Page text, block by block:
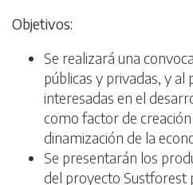
Objetivos:
Se realizará una
públicas y privadas, y al
interesadas en el
como factor de
dinamización de la
Se presentarán los
del proyecto Sustforest